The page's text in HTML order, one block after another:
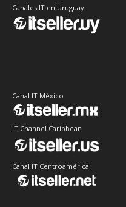
Canales IT en Uruguay
Canal IT México
IT Channel Caribbean
Canal IT Centroamérica